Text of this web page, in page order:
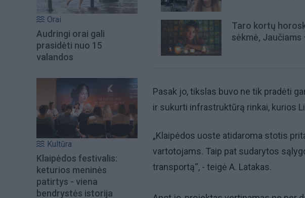
Orai
Audringi orai gali
prasidėti nuo 15
valandos
Kultūra
Klaipėdos festivalis:
keturios meninės
patirtys - viena
bendrystės istorija
Taro kortų
sėkmė,
Pasak jo, tikslas buvo ne tik pradėti
ir sukurti infrastruktūrą rinkai, kurios
„Klaipėdos uoste atidaroma stotis
vartotojams. Taip pat sudarytos
transportą“, - teigė A. Latakas.